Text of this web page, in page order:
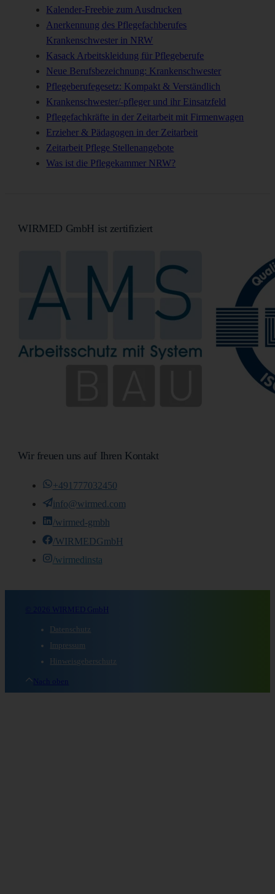
Kalender-Freebie zum Ausdrucken
Anerkennung des Pflegefachberufes
Krankenschwester in NRW
Kasack Arbeitskleidung für Pflegeberufe
Neue Berufsbezeichnung: Krankenschwester
Pflegeberufegesetz: Kompakt & Verständlich
Krankenschwester/-pfleger und ihr Einsatzfeld
Pflegefachkräfte in der Zeitarbeit mit Firmenwagen
Erzieher & Pädagogen in der Zeitarbeit
Zeitarbeit Pflege Stellenangebote
Was ist die Pflegekammer NRW?
WIRMED GmbH ist zertifiziert
Wir freuen uns auf Ihren Kontakt
+491777032450
info@wirmed.com
/wirmed-gmbh
/WIRMEDGmbH
/wirmedinsta
© 2026 WIRMED GmbH
Datenschutz
Impressum
Hinweisgeberschutz
Nach oben